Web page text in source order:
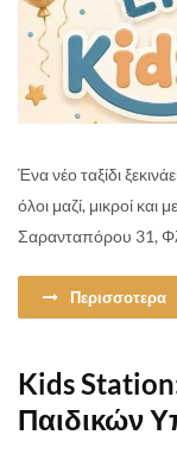
Ένα νέο ταξίδι
όλοι μαζί, μικροί
Σαρανταπόρου 31,
Περισσοτερα
Kids
Παιδικών